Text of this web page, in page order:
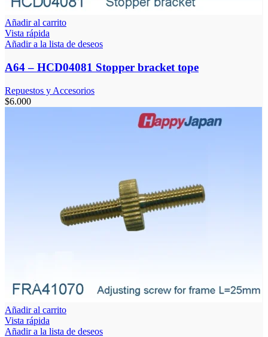
Añadir al carrito
Vista rápida
Añadir a la lista de deseos
A64 – HCD04081 Stopper bracket tope
Repuestos y Accesorios
$6.000
Añadir al carrito
Vista rápida
Añadir a la lista de deseos